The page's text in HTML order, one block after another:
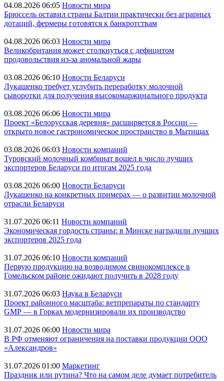
04.08.2026 06:05 Новости мира
Брюссель оставил страны Балтии практически без аграрных
дотаций, фермеры готовятся к банкротствам
04.08.2026 06:03 Новости мира
Великобритания может столкнуться с дефицитом
продовольствия из-за аномальной жары
03.08.2026 06:10 Новости Беларуси
Лукашенко требует углубить переработку молочной
сыворотки для получения высокомаржинального продукта
03.08.2026 06:06 Новости мира
Проект «Белорусская деревня» расширяется в России —
открыто новое гастрономическое пространство в Мытищах
03.08.2026 06:03 Новости компаний
Туровский молочный комбинат вошел в число лучших
экспортеров Беларуси по итогам 2025 года
03.08.2026 06:00 Новости Беларуси
Лукашенко на конкретных примерах — о развитии молочной
отрасли Беларуси
31.07.2026 06:11 Новости компаний
Экономическая гордость страны: в Минске наградили лучших
экспортеров 2025 года
31.07.2026 06:10 Новости компаний
Первую продукцию на возводимом свинокомплексе в
Гомельском районе ожидают получить в 2028 году
31.07.2026 06:03 Наука в Беларуси
Проект районного масштаба: ветпрепараты по стандарту
GMP — в Горках модернизировали их производство
31.07.2026 06:00 Новости мира
В РФ отменяют ограничения на поставки продукции ООО
«Александров»
31.07.2026 01:00 Маркетинг
Праздник или рутина? Что на самом деле думает потребитель